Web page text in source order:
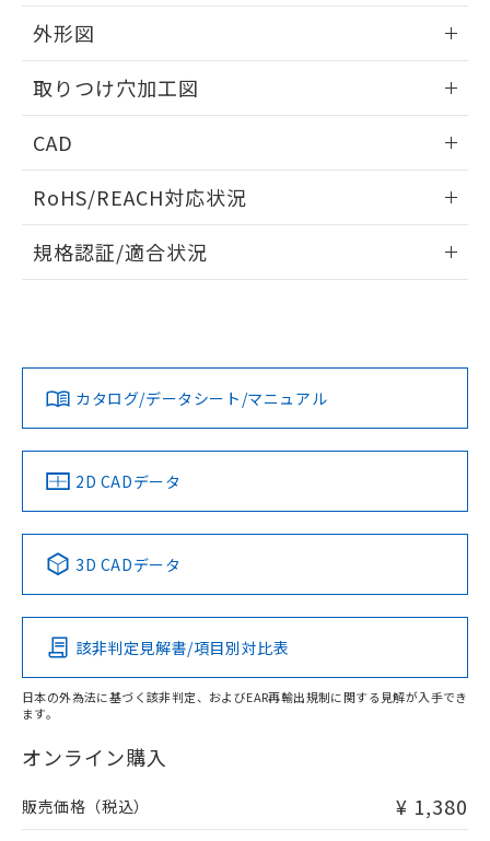
外形図
取りつけ穴加工図
CAD
ドすることができます。
ログイン/会員登録
ダウンロードデータをご利用いただく前に、以下を必ずお読
みください。
ソフトウェアの使用条件
RoHS/REACH対応状況
EU RoHS 注意事項・凡例
対応済み
中国 RoHS 注意事項・凡例
Pb Hg Cd Cr(VI)
O
在庫等で未対応品が混在する可能性があります。
問い合わせください。
規格認証/適合状況
LR型式承認
（イギリス
船舶規格）
DNV型式承認
（ノルウェー
BV型式承認
（フランス
KR型式
（韓国
No No No No
この製品の規格認証/適合状況ページへ
その他の認証はこちらのページからご検索ください
カタログ/データシート/マニュアル
2D CADデータ
3D CADデータ
該非判定見解書/項目別対比表
日本の外為法に基づく該非判定、およびEAR再輸出規制に関する見解が入手でき
ます。
オンライン購入
販売価格（税込） ¥ 1,380
および当社の共同利用者が、当社の製
引・商談に必要な範囲で利用すること
をご了承ください。
※当社の共同利用者とは、
指します。
下記の非含有証明書をダウンロードするこ
とができます。
EU RoHS指令（10物質）の非含有証明書
51物質の非含有証明書（当社基準）
るもので、過去に遡って非含有を証明する
ものではありません。
また、RoHS指令のフタル酸エステル類４
荷製品に未対応品が混在することから備考
欄に対応日を記載しておりました。
す。